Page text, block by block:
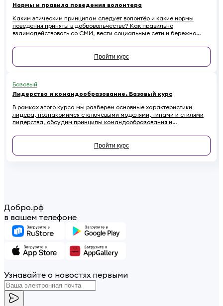
Нормы и правила поведения волонтера
Каким этическим принципам следует волонтёр и какие нормы
поведения приняты в добровольчестве? Как правильно
взаимодействовать со СМИ, вести социальные сети и бережно
репутации? Если вы хотите стать осознанным и ответственным
волонтёром, этот онлайн-курс для вас.
Пройти курс
Базовый
Лидерство и командообразование. Базовый курс
В рамках этого курса мы разберем основные характеристики
лидера, познакомимся с ключевыми моделями, типами и стилями
лидерства, обсудим принципы командообразования и
лидерских качеств.
Пройти курс
Добро.рф
в вашем телефоне
Узнавайте о новостях первыми